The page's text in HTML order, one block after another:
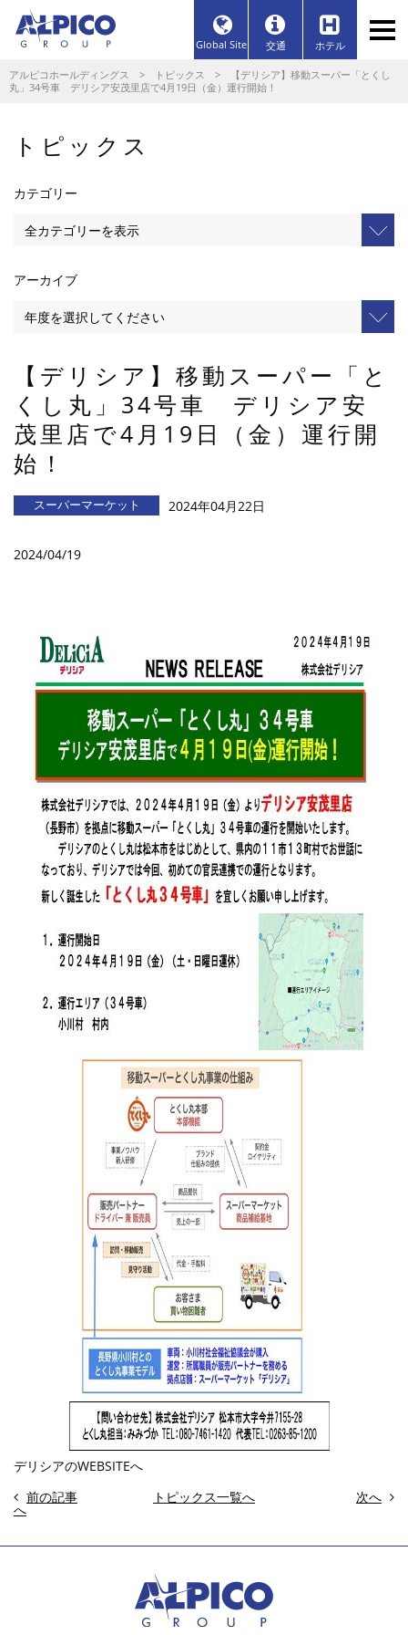
Global Site 交通 ホテル
アルピコホールディングス > トピックス > 【デリシア】移動スーパー「とくし
丸」34号車 デリシア安茂里店で4月19日（金）運行開始！
トピックス
カテゴリー
アーカイブ
【デリシア】移動スーパー「と
くし丸」34号車 デリシア安
茂里店で4月19日（金）運行開
始！
スーパーマーケット 2024年04月22日
2024/04/19
デリシアのWEBSITEへ
前の記事
へ
トピックス一覧へ 次へ